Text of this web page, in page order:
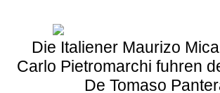
Die Italiener Maurizo
Carlo Pietromarchi fuhren
De Tomaso